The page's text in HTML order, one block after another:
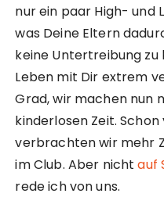
nur ein paar High- und
was Deine Eltern
keine Untertreibung zu
Leben mit Dir extrem
Grad, wir machen nun
kinderlosen Zeit.
verbrachten wir mehr
im Club. Aber nichtauf
rede ich von uns.